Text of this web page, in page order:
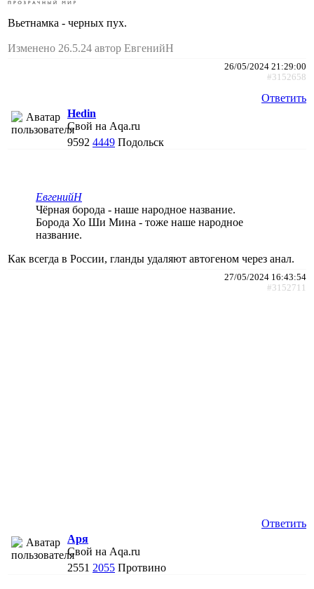
Вьетнамка - черных пух.
Изменено 26.5.24 автор ЕвгенийН
26/05/2024 21:29:00
#3152658
Ответить
Hedin
Свой на Aqa.ru
9592 4449 Подольск
ЕвгенийН
Чёрная борода - наше народное название.
Борода Хо Ши Мина - тоже наше народное
название.
Как всегда в России, гланды удаляют автогеном через анал.
27/05/2024 16:43:54
#3152711
Ответить
Аря
Свой на Aqa.ru
2551 2055 Протвино